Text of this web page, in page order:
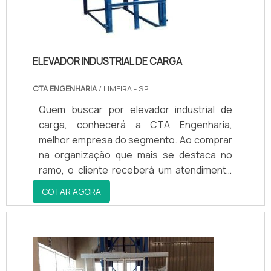
ELEVADOR INDUSTRIAL DE CARGA
CTA ENGENHARIA/ LIMEIRA - SP
Quem buscar por elevador industrial de
carga, conhecerá a CTA Engenharia,
melhor empresa do segmento. Ao comprar
na organização que mais se destaca no
ramo, o cliente receberá um atendimento
de excelência e terá a garantia de adquirir
produtos que solucionem qualquer
demanda.Quando o tema é elevador
cliente encontrará assertividade e
comprometimento com o resultado
COTAR AGORA